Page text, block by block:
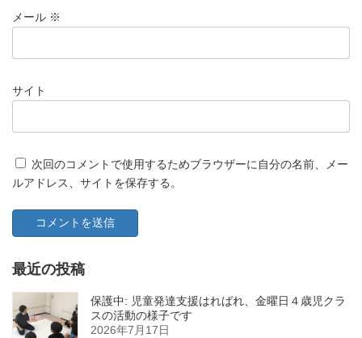
メール ※
サイト
次回のコメントで使用するためブラウザーに自分の名前、メー
ルアドレス、サイトを保存する。
最近の投稿
保護中: 児童発達支援はればれ、金曜日４歳児クラ
スの活動の様子です
2026年7月17日